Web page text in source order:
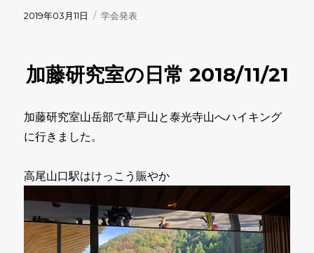
投
2019年03月11日
カ
ー
学会発表
加藤研究室の日常 2018/11/21
加藤研究室山岳部で草戸山と泰光寺山へハイキング
に行きました。
高尾山口駅はけっこう賑やか